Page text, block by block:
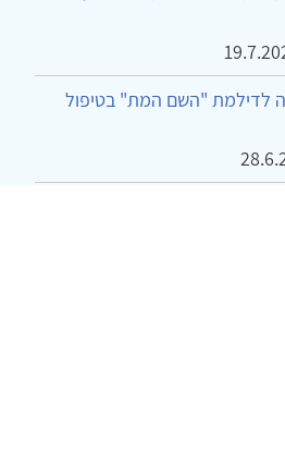
לדילמת "השם המת" בטיפול